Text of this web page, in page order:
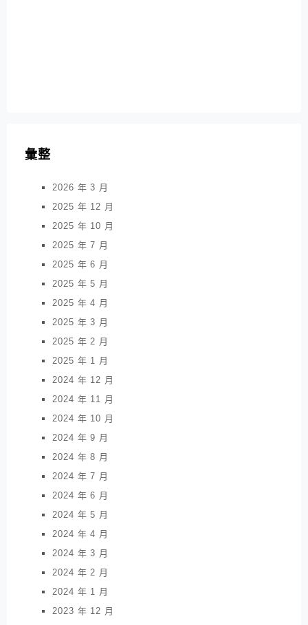
彙整
2026 年 3 月
2025 年 12 月
2025 年 10 月
2025 年 7 月
2025 年 6 月
2025 年 5 月
2025 年 4 月
2025 年 3 月
2025 年 2 月
2025 年 1 月
2024 年 12 月
2024 年 11 月
2024 年 10 月
2024 年 9 月
2024 年 8 月
2024 年 7 月
2024 年 6 月
2024 年 5 月
2024 年 4 月
2024 年 3 月
2024 年 2 月
2024 年 1 月
2023 年 12 月